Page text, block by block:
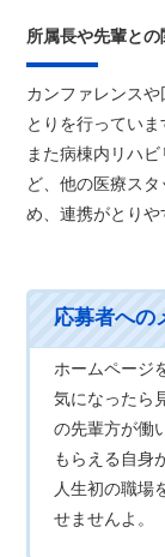
所属長や先輩との
カンファレンス
とりを行っていま
また病棟内リハ
ど、他の医療ス
め、連携がとりや
ホームページ
気になったら
の先輩方が働
もらえる自身
人生初の職場
せませんよ。